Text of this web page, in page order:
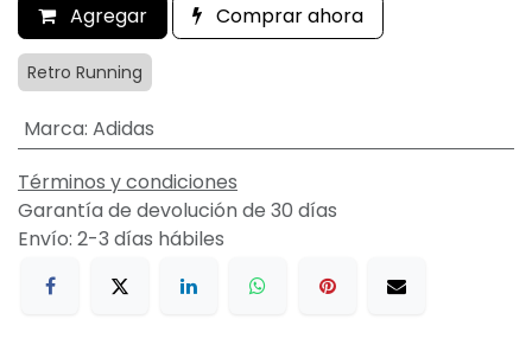
Agregar Comprar ahora
Retro Running
Marca: Adidas
Términos y condiciones
Garantía de devolución de 30 días
Envío: 2-3 días hábiles